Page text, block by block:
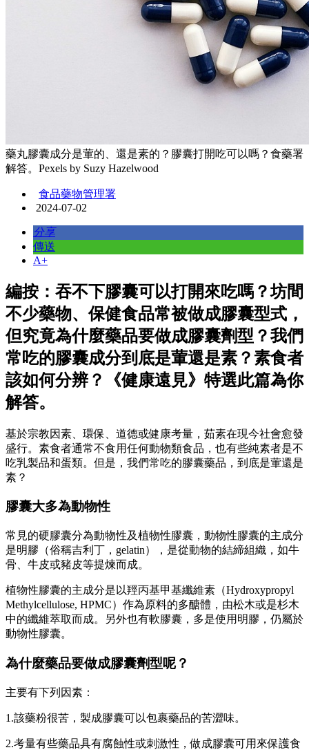
藥丸膠囊成分是葷的、還是素的？膠囊打開吃可以嗎？食藥署
解答。Pexels by Suzy Hazelwood
食品藥物管理署
2024-07-02
分享
傳送
A+
編按：吞不下膠囊可以打開來吃嗎？坊間
不少藥物、保健食品常被做成膠囊型式，
但究竟為什麼藥品要做成膠囊劑型？我們
常吃的膠囊成分到底是葷還是素？素食者
該如何分辨？《健康遠見》特選此篇為你
解答。
基於宗教因素、環保、道德或健康考量，茹素在現今社會愈發
盛行。素食者通常不食用任何動物類食品，也有些純素者是不
吃乳製品和蛋類。但是，我們常吃的膠囊藥品，到底是葷還是
素？
膠囊大多為動物性
常見的硬膠囊分為動物性及植物性膠囊，動物性膠囊的主成分
是明膠（俗稱吉利丁，gelatin），是從動物的結締組織，如牛
骨、牛皮或豬皮等提煉而成。
植物性膠囊的主成分是以羥丙基甲基纖維素（Hydroxypropyl
Methylcellulose, HPMC）作為原料的多醣體，由松木或是杉木
中的纖維萃取而成。另外也有軟膠囊，多是使用明膠，仍屬於
動物性膠囊。
為什麼藥品要做成膠囊劑型呢？
主要有下列因素：
1.該藥粉很苦，製成膠囊可以包裹藥品的苦澀味。
2.考量有些藥品具有腐蝕性或刺激性，做成膠囊可用來保護食